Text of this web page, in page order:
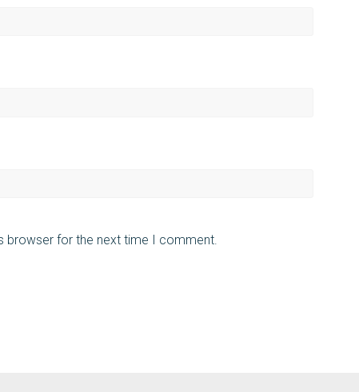
browser for the next time I comment.